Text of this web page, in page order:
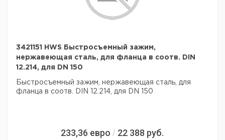
3421151 HWS Быстросъемный зажим,
нержавеющая сталь, для фланца в соотв. DIN
12.214, для DN 150
Быстросъемный зажим, нержавеющая сталь, для
фланца в соотв. DIN 12.214, для DN 150
233,36 евро / 22 388 руб.